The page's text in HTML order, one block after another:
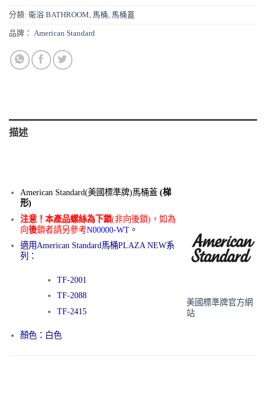
分類: 衛浴 BATHROOM, 馬桶, 馬桶蓋
品牌： American Standard
描述
American Standard(美國標準牌)馬桶蓋 (梯
形)
注意！本產品螺絲為下鎖(非向後鎖)，如為
向後鎖者請另參考N00000-WT。
適用American Standard馬桶PLAZA NEW系
列：
TF-2001
TF-2088
TF-2415
顏色：白色
美國標準牌官方網
站